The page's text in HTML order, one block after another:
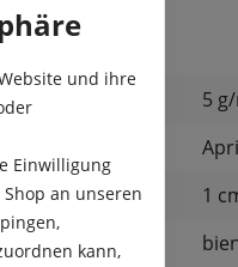
5
1
und ihre
Einwilligung
an unseren
kann,